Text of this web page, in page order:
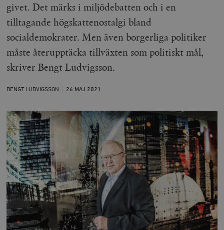
givet. Det märks i miljödebatten och i en
tilltagande högskattenostalgi bland
socialdemokrater. Men även borgerliga politiker
måste återupptäcka tillväxten som politiskt mål,
skriver Bengt Ludvigsson.
BENGT LUDVIGSSON 26 MAJ 2021